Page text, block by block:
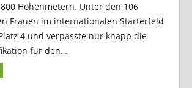
Höhenmetern. Unter den 106
Frauen im internationalen Starterfeld
4 und verpasste nur knapp die
für den…